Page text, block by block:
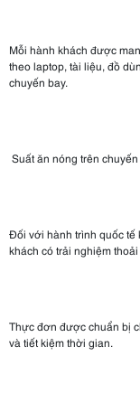
Mỗi hành khách được
theo laptop, tài liệu, đồ
chuyến bay.
Suất ăn nóng trên
Đối với hành trình quốc tế
khách có trải nghiệm
Thực đơn được chuẩn bị
và tiết kiệm thời gian.